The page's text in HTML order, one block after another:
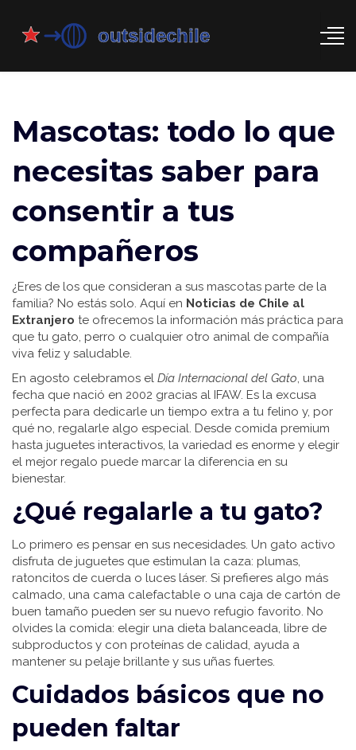
Mascotas: todo lo que
necesitas saber para
consentir a tus
compañeros
¿Eres de los que consideran a sus mascotas parte de la
familia? No estás solo. Aquí en Noticias de Chile al
Extranjero te ofrecemos la información más práctica para
que tu gato, perro o cualquier otro animal de compañía
viva feliz y saludable.
En agosto celebramos el Día Internacional del Gato, una
fecha que nació en 2002 gracias al IFAW. Es la excusa
perfecta para dedicarle un tiempo extra a tu felino y, por
qué no, regalarle algo especial. Desde comida premium
hasta juguetes interactivos, la variedad es enorme y elegir
el mejor regalo puede marcar la diferencia en su
bienestar.
¿Qué regalarle a tu gato?
Lo primero es pensar en sus necesidades. Un gato activo
disfruta de juguetes que estimulan la caza: plumas,
ratoncitos de cuerda o luces láser. Si prefieres algo más
calmado, una cama calefactable o una caja de cartón de
buen tamaño pueden ser su nuevo refugio favorito. No
olvides la comida: elegir una dieta balanceada, libre de
subproductos y con proteínas de calidad, ayuda a
mantener su pelaje brillante y sus uñas fuertes.
Cuidados básicos que no
pueden faltar